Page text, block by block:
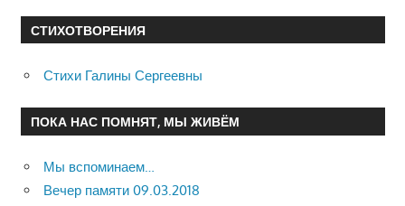
СТИХОТВОРЕНИЯ
Стихи Галины Сергеевны
ПОКА НАС ПОМНЯТ, МЫ ЖИВЁМ
Мы вспоминаем…
Вечер памяти 09.03.2018